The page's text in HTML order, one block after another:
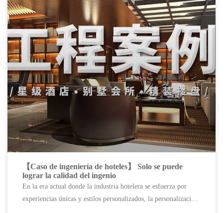
【Caso de ingeniería de hoteles】 Solo se puede
lograr la calidad del ingenio
En la era actual donde la industria hotelera se esfuerza por
experiencias únicas y estilos personalizados, la personalización